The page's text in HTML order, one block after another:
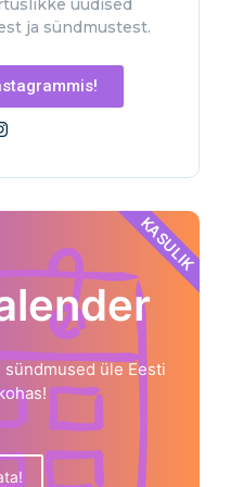
ja sündmustest.
sündmused üle Eesti
KASULIK